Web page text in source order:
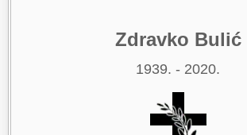
Zdravko Bulić
1939. - 2020.